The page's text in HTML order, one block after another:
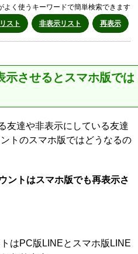
よく使うキーワードで簡単検索できます
スト
非表示リスト 再表示
示させるとスマホ版では
友達や非表示にしている友達
トのスマホ版ではどうなるの
ントはスマホ版でも再表示さ
はPC版LINEとスマホ版LINE